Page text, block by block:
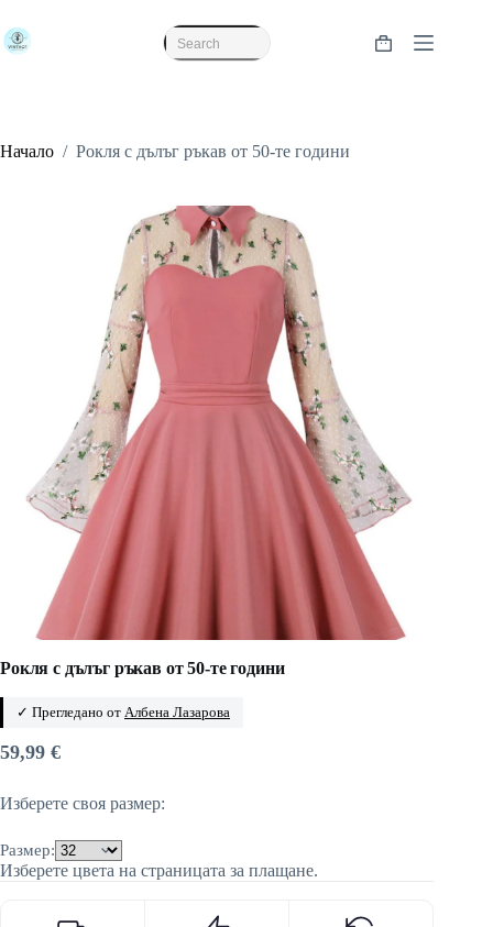
to
content
Shopping
Начало / Рокля с дълъг ръкав от 50-те години
Рокля с дълъг ръкав от 50-те години
✓ Прегледано от Албена Лазарова
59,99 €
Изберете своя размер:
Размер:
Изберете цвета на страницата за плащане.